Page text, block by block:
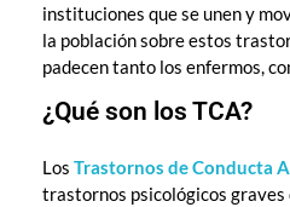
instituciones que se unen y
la población sobre estos
padecen tanto los enfermos,
¿Qué son los TCA?
Los Trastornos de Conducta
trastornos psicológicos graves